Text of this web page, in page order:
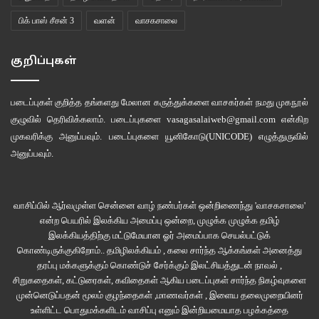
சி.மோகன்
பிக் பாஸ் சீசன் 3 வளன் வாசகசாலை
குறிப்புகள்
படைப்புகள் குறித்த தங்களது மேலான கருத்துக்களை வாசகர்கள் நமது முகநூல்
குழுவில் தெரிவிக்கலாம். படைப்புகளை vasagasalaiweb@gmail.com என்கிற
முகவரிக்கு அனுப்பவும். படைப்புகளை யூனிகோடு(UNICODE)எழுத்துருவில்
அனுப்பவும்.
வாசிப்பில் ஆர்வமுள்ள சென்னை வாழ் நண்பர்கள் ஒன்றிணைந்து 'வாசகசாலை'
என்ற பெயரில் இலக்கிய அமைப்பு ஒன்றை, முழுக்க முழுக்க தமிழ்
இலக்கியத்திற்கு மட்டுமேயான ஓர் அமைப்பாக செயல்பட்டுக்
கொண்டிருக்குகிறோம்.. தமிழிலக்கியம் , கலை சார்ந்த ஆக்கங்கள் அனைத்து
தரப்பு மக்களுக்கும் கொண்டுச் சேர்க்கும் இலட்சியத்துடன் நாவல் ,
சிறுகதைகள், கட்டுரைகள், கவிதைகள் ஆகிய படைப்புகள் சார்ந்த நிகழ்வுகளை
முன்னெடுப்பதன் மூலம் குழந்தைகள் ,மாணவர்கள் , இளைய தலைமுறையினர்
உள்ளிட்ட பொதுமக்களிடம் வாசிப்பு எனும் இன்றியமையாத பழக்கத்தை